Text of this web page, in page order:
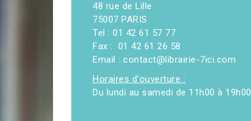
48 rue de Lille
75007 PARIS
Tel : 01 42 61 57 77
Fax : 01 42 61 26 58
Email : contact@librairie-7ici.com
Horaires d'ouverture :
Du lundi au samedi de 11h00 à 19h00